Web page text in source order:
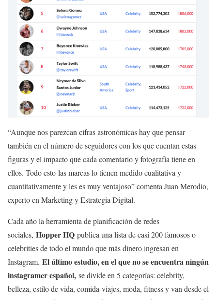
“Aunque nos parezcan cifras astronómicas hay que pensar
también en el número de seguidores con los que cuentan estas
figuras y el impacto que cada comentario y fotografía tiene en
ellos. Todo esto las marcas lo tienen medido cualitativa y
cuantitativamente y les es muy ventajoso” comenta Juan Merodio,
experto en Marketing y Estrategia Digital.
Cada año la herramienta de planificación de redes
sociales, Hopper HQ publica una lista de casi 200 famosos o
celebrities de todo el mundo que más dinero ingresan en
Instagram. El último estudio, en el que no se encuentra ningún
instagramer español, se divide en 5 categorías: celebrity,
belleza, estilo de vida, comida-viajes, moda, fitness y van desde el